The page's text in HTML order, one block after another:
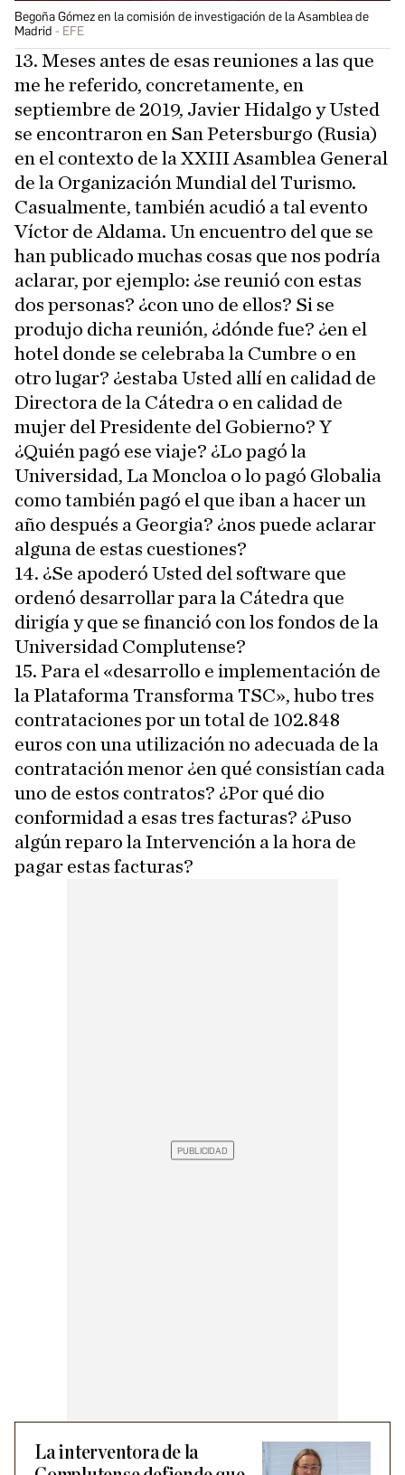
Begoña Gómez en la comisión de investigación de la Asamblea de
Madrid
EFE
13. Meses antes de esas reuniones a las que
me he referido, concretamente, en
septiembre de 2019, Javier Hidalgo y Usted
se encontraron en San Petersburgo (Rusia)
en el contexto de la XXIII Asamblea General
de la Organización Mundial del Turismo.
Casualmente, también acudió a tal evento
Víctor de Aldama. Un encuentro del que se
han publicado muchas cosas que nos podría
aclarar, por ejemplo: ¿se reunió con estas
dos personas? ¿con uno de ellos? Si se
produjo dicha reunión, ¿dónde fue? ¿en el
hotel donde se celebraba la Cumbre o en
otro lugar? ¿estaba Usted allí en calidad de
Directora de la Cátedra o en calidad de
mujer del Presidente del Gobierno? Y
¿Quién pagó ese viaje? ¿Lo pagó la
Universidad, La Moncloa o lo pagó Globalia
como también pagó el que iban a hacer un
año después a Georgia? ¿nos puede aclarar
alguna de estas cuestiones?
14. ¿Se apoderó Usted del software que
ordenó desarrollar para la Cátedra que
dirigía y que se financió con los fondos de la
Universidad Complutense?
15. Para el «desarrollo e implementación de
la Plataforma Transforma TSC», hubo tres
contrataciones por un total de 102.848
euros con una utilización no adecuada de la
contratación menor ¿en qué consistían cada
uno de estos contratos? ¿Por qué dio
conformidad a esas tres facturas? ¿Puso
algún reparo la Intervención a la hora de
pagar estas facturas?
La interventora de la